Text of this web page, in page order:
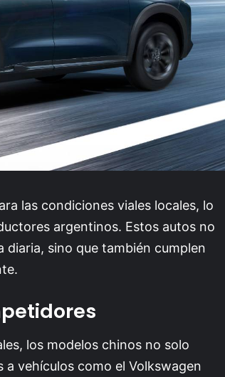
las condiciones viales locales, lo
argentinos. Estos autos no
diaria, sino que también cumplen
los modelos chinos no solo
vehículos como el Volkswagen